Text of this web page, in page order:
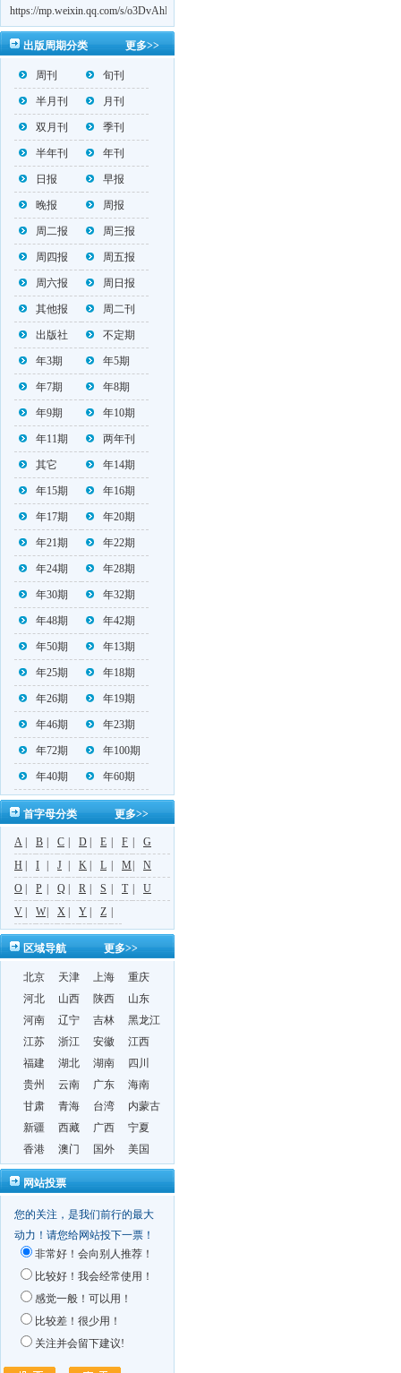
https://mp.weixin.qq.com/s/o3DvAhL6jtTS9ASccwcwPQ
第一辑：
https://mp.weixin.qq.com/s/_w2OMIu6Gs1QL0b_JWhZAQ
更多>>
出版周期分类
周刊 旬刊
半月刊 月刊
双月刊 季刊
半年刊 年刊
日报 早报
晚报 周报
周二报 周三报
周四报 周五报
周六报 周日报
其他报 周二刊
出版社 不定期
年3期 年5期
年7期 年8期
年9期 年10期
年11期 两年刊
其它 年14期
年15期 年16期
年17期 年20期
年21期 年22期
年24期 年28期
年30期 年32期
年48期 年42期
年50期 年13期
年25期 年18期
年26期 年19期
年46期 年23期
年72期 年100期
年40期 年60期
更多>>
首字母分类
A B C D E F
G
H
I J K L M
N
O
P Q R S T
U
V
W X Y Z
更多>>
区域导航
北京 天津 上海
重庆
河北
山西 陕西
山东
河南
辽宁 吉林
黑龙江
江苏
浙江 安徽
江西
福建
湖北 湖南
四川
贵州
云南 广东
海南
甘肃
青海 台湾
内蒙古
新疆
西藏 广西
宁夏
香港
澳门 国外 美国
网站投票
您的关注，是我们前行的最大
动力！请您给网站投下一票！
非常好！会向别人推荐！
比较好！我会经常使用！
感觉一般！可以用！
比较差！很少用！
关注并会留下建议!